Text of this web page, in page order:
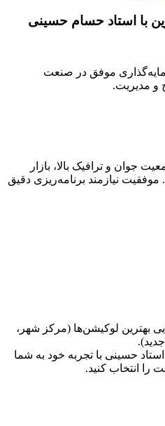
با استاد حسام حسینی
موفق در صنعت
و مدیریت.
جوان و ترافیک بالا، بازار
نیازمند برنامه‌ریزی دقیق
بهترین لوکیشن‌ها (مرکز شهر،
استاد حسینی با تجربه خود به شما
را انتخاب کنید.